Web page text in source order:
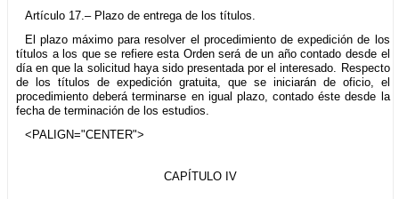
Artículo 17.– Plazo de entrega de los títulos.
El plazo máximo para resolver el procedimiento de expedición de los
títulos a los que se refiere esta Orden será de un año contado desde el
día en que la solicitud haya sido presentada por el interesado. Respecto
de los títulos de expedición gratuita, que se iniciarán de oficio, el
procedimiento deberá terminarse en igual plazo, contado éste desde la
fecha de terminación de los estudios.
<PALIGN="CENTER">
CAPÍTULO IV